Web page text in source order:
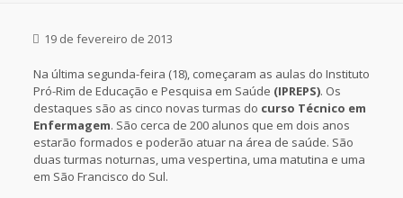
19 de fevereiro de 2013
Na última segunda-feira (18), começaram as aulas do Instituto
Pró-Rim de Educação e Pesquisa em Saúde (IPREPS). Os
destaques são as cinco novas turmas do curso Técnico em
Enfermagem. São cerca de 200 alunos que em dois anos
estarão formados e poderão atuar na área de saúde. São
duas turmas noturnas, uma vespertina, uma matutina e uma
em São Francisco do Sul.